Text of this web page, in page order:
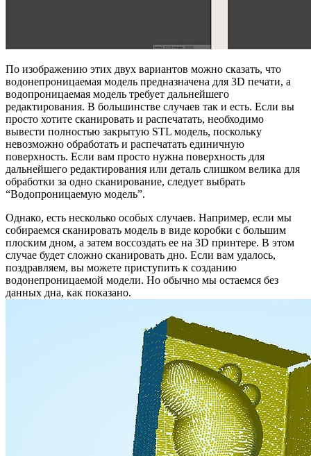
По изображению этих двух вариантов можно сказать, что
водонепроницаемая модель предназначена для 3D печати, а
водопроницаемая модель требует дальнейшего
редактирования. В большинстве случаев так и есть. Если вы
просто хотите сканировать и распечатать, необходимо
вывести полностью закрытую STL модель, поскольку
невозможно обработать и распечатать единичную
поверхность. Если вам просто нужна поверхность для
дальнейшего редактирования или деталь слишком велика для
обработки за одно сканирование, следует выбрать
“Водопроницаемую модель”.
Однако, есть несколько особых случаев. Например, если мы
собираемся сканировать модель в виде коробки с большим
плоским дном, а затем воссоздать ее на 3D принтере. В этом
случае будет сложно сканировать дно. Если вам удалось,
поздравляем, вы можете приступить к созданию
водонепроницаемой модели. Но обычно мы остаемся без
данных дна, как показано.